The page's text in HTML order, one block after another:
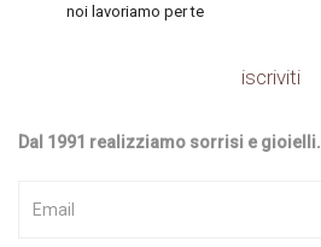
noi lavoriamo per te
iscriviti
Dal 1991 realizziamo sorrisi e gioielli.